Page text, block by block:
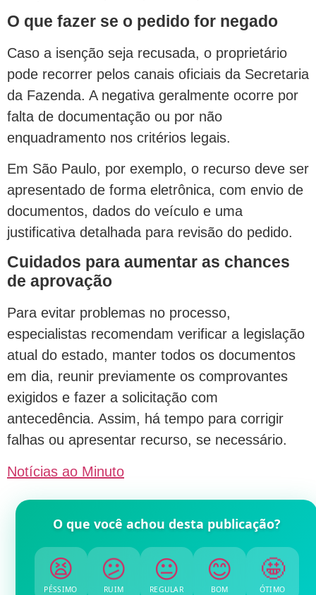
O que fazer se o pedido for negado
Caso a isenção seja recusada, o proprietário
pode recorrer pelos canais oficiais da Secretaria
da Fazenda. A negativa geralmente ocorre por
falta de documentação ou por não
enquadramento nos critérios legais.
Em São Paulo, por exemplo, o recurso deve ser
apresentado de forma eletrônica, com envio de
documentos, dados do veículo e uma
justificativa detalhada para revisão do pedido.
Cuidados para aumentar as chances
de aprovação
Para evitar problemas no processo,
especialistas recomendam verificar a legislação
atual do estado, manter todos os documentos
em dia, reunir previamente os comprovantes
exigidos e fazer a solicitação com
antecedência. Assim, há tempo para corrigir
falhas ou apresentar recurso, se necessário.
Notícias ao Minuto
O que você achou desta publicação?
😫
PÉSSIMO
😕
RUIM
😐
REGULAR
😊
BOM
🤩
ÓTIMO